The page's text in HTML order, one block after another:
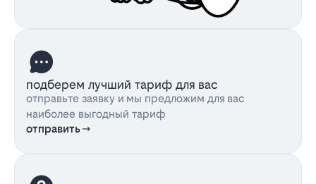
подберем лучший тариф для вас
отправьте заявку и мы предложим для вас
наиболее выгодный тариф
отправить